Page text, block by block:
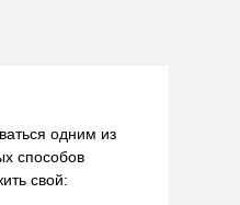
одним из
способов
свой: